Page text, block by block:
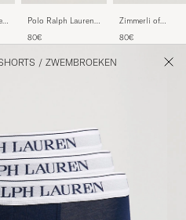
Polo Ralph Lauren
Navy
80€
Zimmerli of
Modal Boxer
80€
/ ZWEMBROEKEN